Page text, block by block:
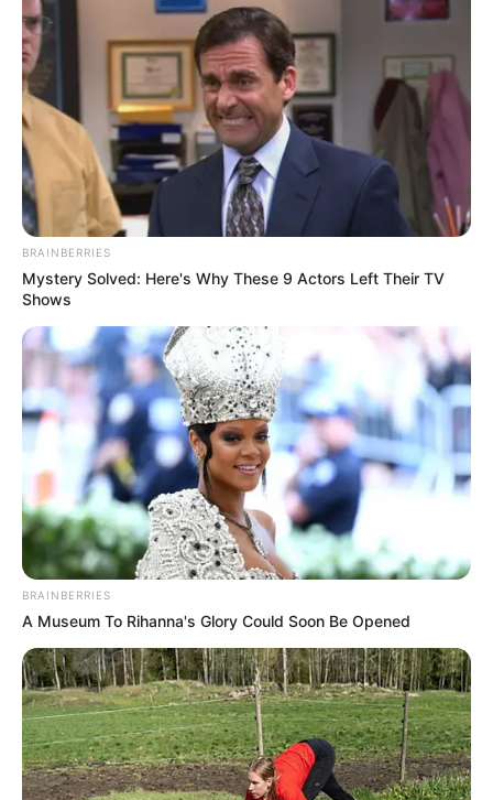
BRAINBERRIES
Mystery Solved: Here's Why These 9 Actors Left Their TV
Shows
BRAINBERRIES
A Museum To Rihanna's Glory Could Soon Be Opened